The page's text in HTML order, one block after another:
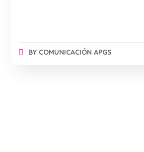
BY COMUNICACIÓN APGS